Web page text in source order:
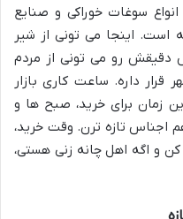
سوغات خوراکی و صنایع
است. اینجا می تونی از شیر
دقیقش رو می تونی از مردم
قرار داره. ساعت کاری بازار
زمان برای خرید، صبح ها و
اجناس تازه ترن. وقت خرید،
و اگه اهل چانه زنی هستی،